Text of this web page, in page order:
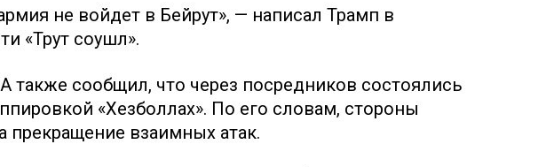
не войдет в Бейрут», — написал Трамп в
«Трут соушл».
также сообщил, что через посредников состоялись
«Хезболлах». По его словам, стороны
прекращение взаимных атак.